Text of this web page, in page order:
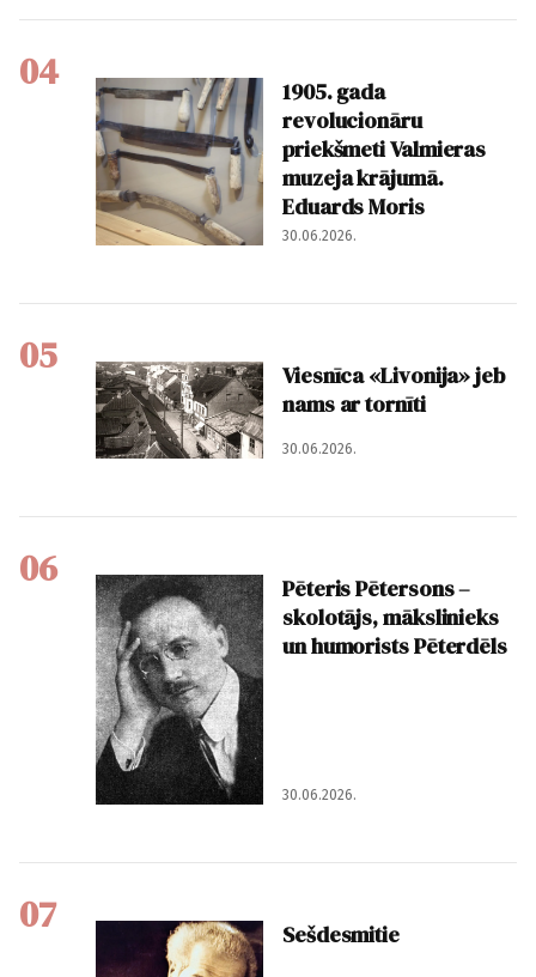
04
1905. gada
revolucionāru
priekšmeti Valmieras
muzeja krājumā.
Eduards Moris
30.06.2026.
05
Viesnīca «Livonija» jeb
nams ar tornīti
30.06.2026.
06
Pēteris Pētersons –
skolotājs, mākslinieks
un humorists Pēterdēls
30.06.2026.
07 Sešdesmitie